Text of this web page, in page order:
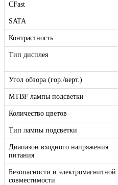
CFast
SATA
Контрастность
Тип дисплея
Угол обзора (гор./верт.)
MTBF лампы подсветки
Количество цветов
Тип лампы подсветки
Диапазон входного напряжения
питания
Безопасности и электромагнитной
совместимости